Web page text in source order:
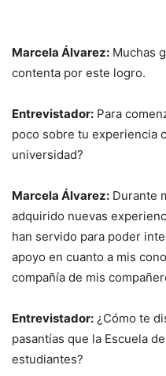
Marcela Álvarez: Muchas
contenta por este logro.
Entrevistador: Para
poco sobre tu experiencia
universidad?
Marcela Álvarez: Durante
adquirido nuevas
han servido para poder
apoyo en cuanto a mis
compañía de mis
Entrevistador: ¿Cómo te
pasantías que la Escuela
estudiantes?